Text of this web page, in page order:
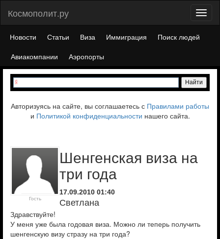
Космополит.ру
Новости Статьи Виза Иммиграция
Поиск людей
Авиакомпании
Аэропорты
Авторизуясь на сайте, вы соглашаетесь с Правилами работы
и Политикой конфиденциальности нашего сайта.
Гость
Шенгенская виза на
три года
17.09.2010 01:40
Светлана
Здравствуйте!
У меня уже была годовая виза. Можно ли теперь получить
шенгенскую визу стразу на три года?